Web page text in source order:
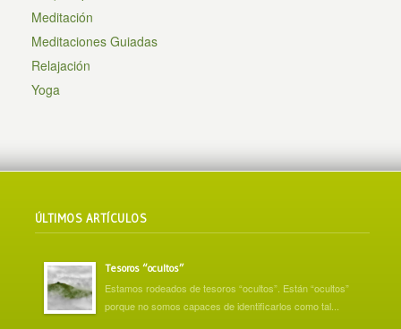
Meditación
Meditaciones Guiadas
Relajación
Yoga
ÚLTIMOS ARTÍCULOS
Tesoros “ocultos”
Estamos rodeados de tesoros “ocultos”. Están “ocultos”
porque no somos capaces de identificarlos como tal...